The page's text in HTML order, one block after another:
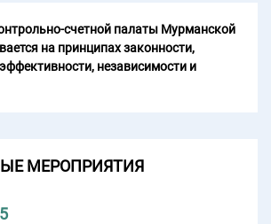
счетной палаты Мурманской
на принципах законности,
независимости и
МЕРОПРИЯТИЯ